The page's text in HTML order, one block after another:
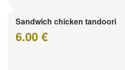
Sandwich chicken tandoori
6.00 €